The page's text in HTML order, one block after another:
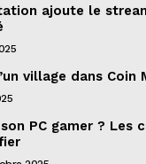
ajoute le
village dans Coin
PC gamer ? Les